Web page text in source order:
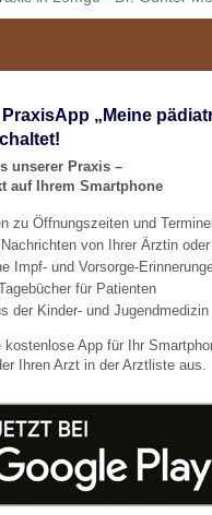
U11
„Meine
unserer Praxis –
auf Ihrem Smartphone
zu Öffnungszeiten und
von Ihrer Ärztin
Impf- und Vorsorge-
für Patienten
der Kinder- und Jugendmedizin
kostenlose App für Ihr
Ihren Arzt in der Arztliste aus.